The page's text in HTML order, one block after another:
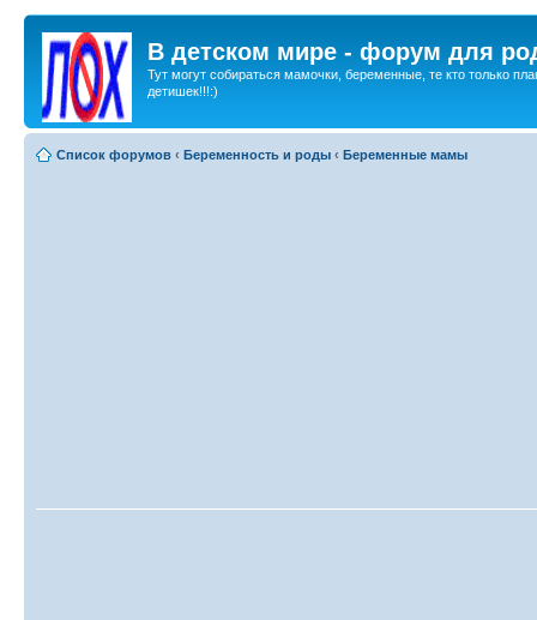
В детском мире - форум для
Тут могут собираться мамочки, беременные, те кто только
детишек!!!:)
Список форумов ‹ Беременность и роды ‹ Беременные мамы